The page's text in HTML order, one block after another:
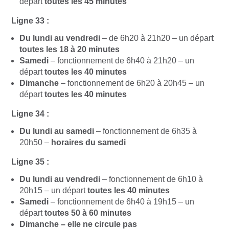
Ligne 33 :
Du lundi au vendredi – de 6h20 à 21h20 – un départ
toutes les 18 à 20 minutes
Samedi – fonctionnement de 6h40 à 21h20 – un
départtoutes les 40 minutes
Dimanche – fonctionnement de 6h20 à 20h45 – un
départtoutes les 40 minutes
Ligne 34 :
Du lundi au samedi – fonctionnement de 6h35 à
20h50 – horaires du samedi
Ligne 35 :
Du lundi au vendredi – fonctionnement de 6h10 à
20h15 – un départtoutes les 40 minutes
Samedi – fonctionnement de 6h40 à 19h15 – un
départtoutes 50 à 60 minutes
Dimanche – elle ne circule pas